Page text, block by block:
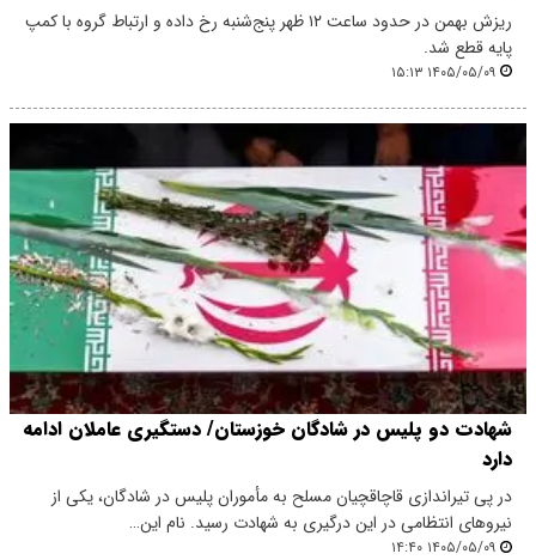
ریزش بهمن در حدود ساعت ۱۲ ظهر پنج‌شنبه رخ داده و ارتباط گروه با کمپ
پایه قطع شد.
۱۴۰۵/۰۵/۰۹ ۱۵:۱۳
شهادت دو پلیس در شادگان خوزستان/ دستگیری عاملان ادامه
دارد
در پی تیراندازی قاچاقچیان مسلح به مأموران پلیس در شادگان، یکی از
نیروهای انتظامی در این درگیری به شهادت رسید. نام این…
۱۴۰۵/۰۵/۰۹ ۱۴:۴۰